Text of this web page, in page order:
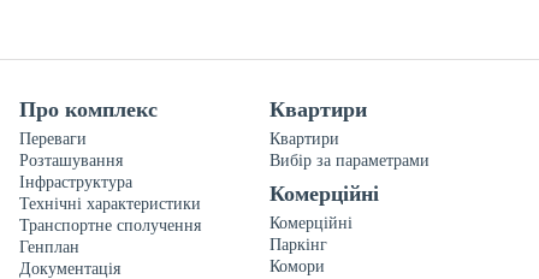
Про комплекс
Переваги
Розташування
Інфраструктура
Технічні характеристики
Транспортне сполучення
Генплан
Документація
Квартири
Квартири
Вибір за параметрами
Комерційні
Комерційні
Паркінг
Комори